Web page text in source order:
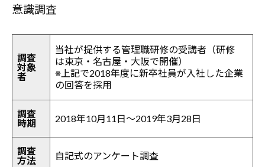
意識調査
調査
対象
者
当社が提供する管理職研修の受講者（研修
は東京・名古屋・大阪で開催）
※上記で2018年度に新卒社員が入社した企業
の回答を採用
調査
時期
2018年10月11日～2019年3月28日
調査
方法
自記式のアンケート調査